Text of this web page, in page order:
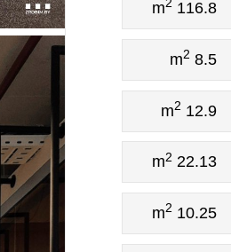
116.8 m
2
8.5 m
2
12.9 m
2
22.13 m
2
10.25 m
2